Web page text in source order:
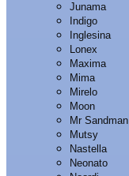
Junama
Indigo
Inglesina
Lonex
Maxima
Mima
Mirelo
Moon
Mr Sandman
Mutsy
Nastella
Neonato